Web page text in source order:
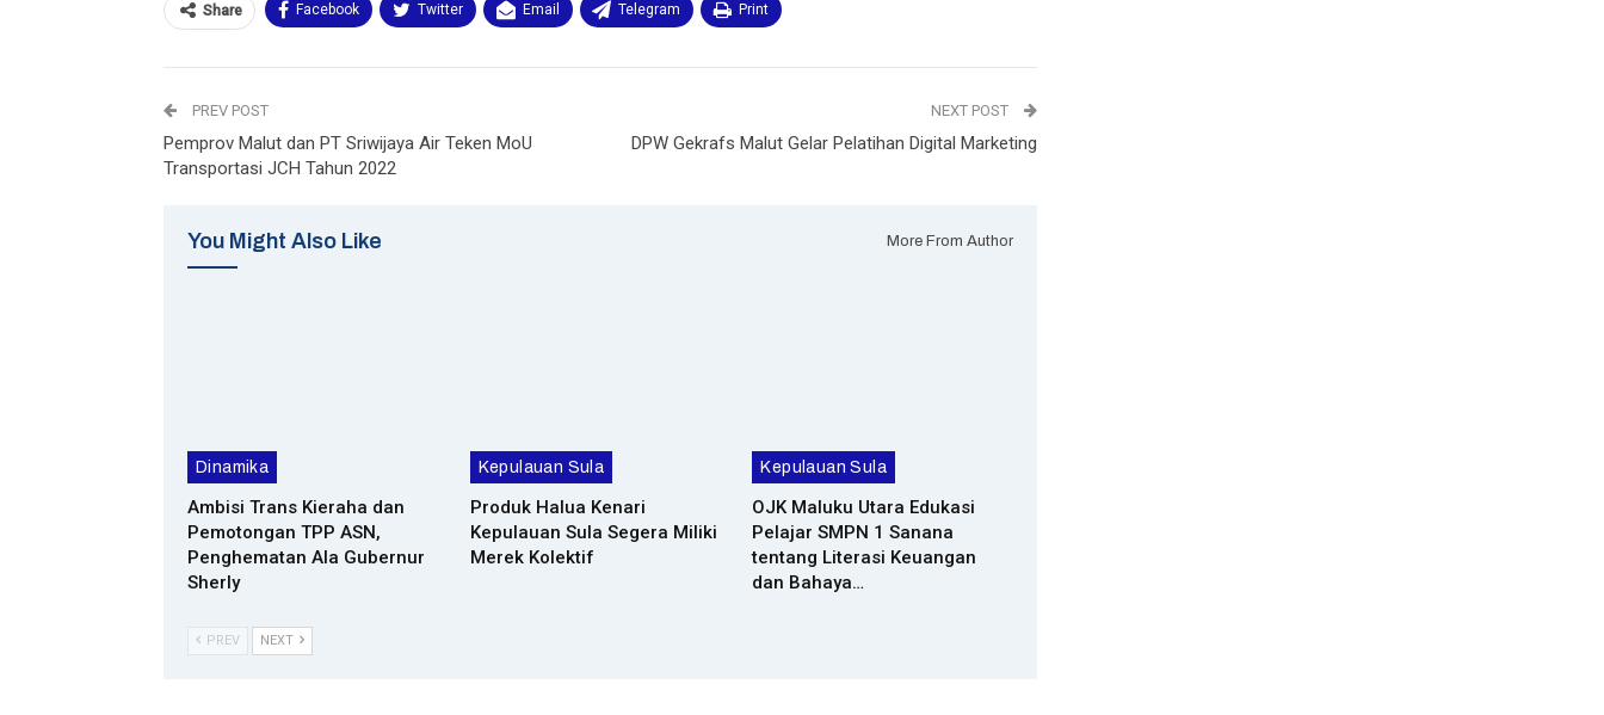
Share Facebook Twitter Email Telegram Print
PREV POST
Pemprov Malut dan PT Sriwijaya Air Teken MoU
Transportasi JCH Tahun 2022
NEXT POST
DPW Gekrafs Malut Gelar Pelatihan Digital Marketing
You Might Also Like More From Author
Dinamika
Ambisi Trans Kieraha dan
Pemotongan TPP ASN,
Penghematan Ala Gubernur
Sherly
Kepulauan Sula
Produk Halua Kenari
Kepulauan Sula Segera Miliki
Merek Kolektif
Kepulauan Sula
OJK Maluku Utara Edukasi
Pelajar SMPN 1 Sanana
tentang Literasi Keuangan
dan Bahaya…
PREV NEXT